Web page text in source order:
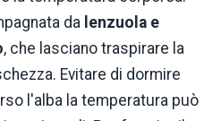
da lenzuola e
, che lasciano traspirare la
Evitare di dormire
l'alba la temperatura può